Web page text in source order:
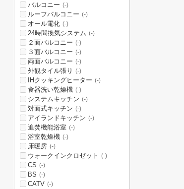
バルコニー (-)
ルーフバルコニー (-)
オール電化 (-)
24時間換気システム (-)
２面バルコニー (-)
３面バルコニー (-)
両面バルコニー (-)
外観タイル張り (-)
IHクッキングヒーター (-)
食器洗い乾燥機 (-)
システムキッチン (-)
対面式キッチン (-)
アイランドキッチン (-)
追焚機能浴室 (-)
浴室乾燥機 (-)
床暖房 (-)
ウォークインクロゼット (-)
CS (-)
BS (-)
CATV (-)